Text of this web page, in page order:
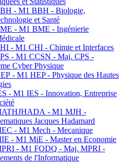
- M1 BBH - Biologie,
et Santé
- M1 BME - Ingénierie
- M1 CHI - Chimie et Interfaces
- M1 CCSN - Maj. CPS -
Cyber Physique
- M1 HEP - Physique des Hautes
- M1 IES - Innovation, Entreprise
- M1 MJH -
Jacques Hadamard
- M1 Mech - Mecanique
- M1 MiE - Master en Economie
- M1 FODQ - Maj. MPRI -
de l'Informatique